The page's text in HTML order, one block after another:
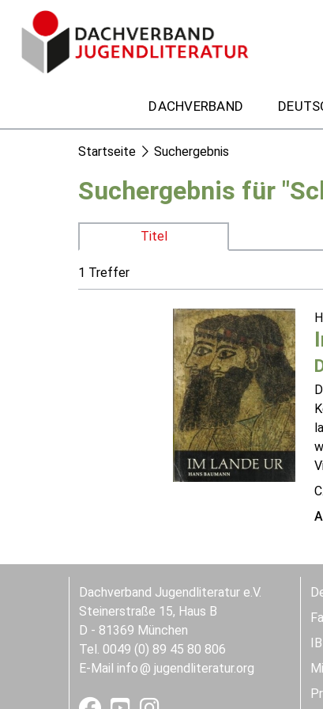
DACHVERBAND
Startseite Suchergebnis
Suchergebnis für
Titel
1 Treffer
Dachverband Jugendliteratur e.V.
Steinerstraße 15, Haus B
D - 81369 München
Tel. 0049 (0) 89 45 80 806
E-Mail info jugendliteratur.org